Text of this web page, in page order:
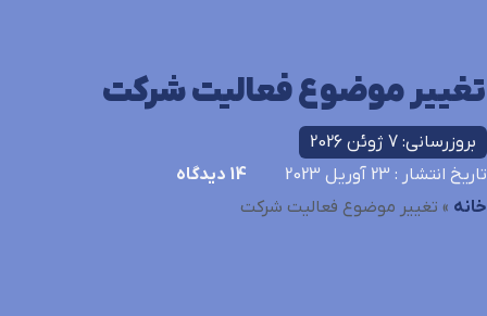
تغییر موضوع فعالیت شرکت
بروزرسانی: 7 ژوئن 2026
تاریخ انتشار : 23 آوریل 2023 14 دیدگاه
خانه » تغییر موضوع فعالیت شرکت